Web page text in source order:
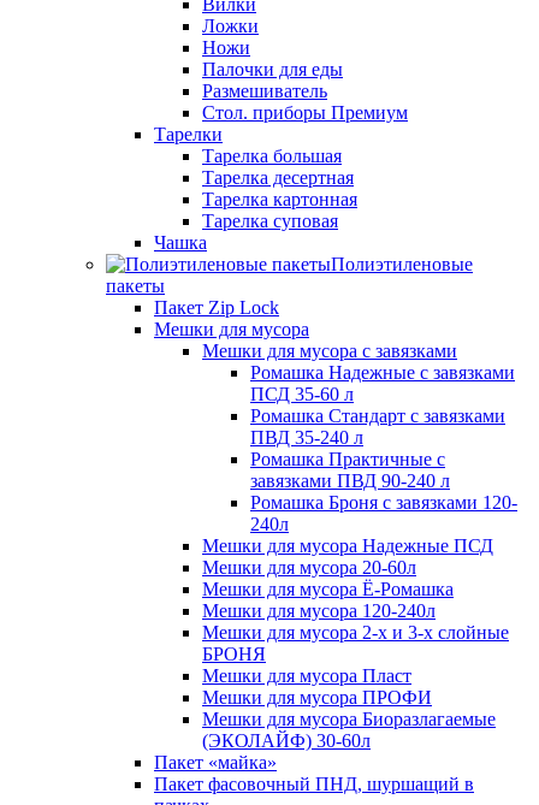
Ложки
Ножи
Палочки для еды
Размешиватель
Стол. приборы Премиум
Тарелки
Тарелка большая
Тарелка десертная
Тарелка картонная
Тарелка суповая
Чашка
Полиэтиленовые
пакеты
Пакет Zip Lock
Мешки для мусора
Мешки для мусора с завязками
Ромашка Надежные с завязками
ПСД 35-60 л
Ромашка Стандарт с завязками
ПВД 35-240 л
Ромашка Практичные с
завязками ПВД 90-240 л
Ромашка Броня с завязками 120-
240л
Мешки для мусора Надежные ПСД
Мешки для мусора 20-60л
Мешки для мусора Ё-Ромашка
Мешки для мусора 120-240л
Мешки для мусора 2-х и 3-х слойные
БРОНЯ
Мешки для мусора Пласт
Мешки для мусора ПРОФИ
Мешки для мусора Биоразлагаемые
(ЭКОЛАЙФ) 30-60л
Пакет «майка»
Пакет фасовочный ПНД, шуршащий в